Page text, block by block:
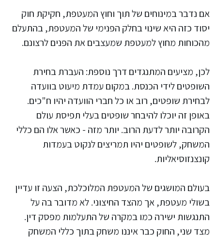
אם נדבר במינוחים של תוך וחוץ המעטפת, חקיקת חוק
יסוד כזה היא שינוי בחלק הפנימי של המעטפת, בהתעלם
מהכוחות מחוץ למעטפת שמעצבים את הפנים לרצונם.
לכן, מציעים המתנגדים דרך נוספת: העברת בחירת
השופטים לידי הכנסת. במקום עמדת מיעוט בוועדה
לבחירת שופטים, רוב או כל חברי הוועדה יהיו ח"כים.
באופן זה יוכלו להיבחר שופטים בעלי תפיסת עולם
הקרובה יותר לדעת הרוב. יותר מזה - כאשר אלו הם כללי
המשחק, לשופטים יהיו תמריצים לנקוט בעמדות
קונצנזוסיאליות.
בעולם המושגים של המעטפת המלוכלכת, הצעה זו עדיין
בשולי מעטפת, אך מהצד החיצוני. לא מדובר בה על
התנגשות ישירה כמו במקרה של התעלמות מפסק דין.
מצד שני, החוק כבר איננו משחק בתוך כללי המשחק